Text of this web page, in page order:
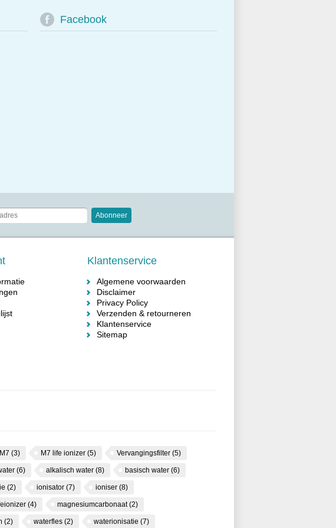
Facebook
Abonneer
Klantenservice
Algemene voorwaarden
Disclaimer
Privacy Policy
Verzenden & retourneren
Klantenservice
Sitemap
M7 (3) M7 life ionizer (5) Vervangingsfilter (5)
(6) alkalisch water (8) basisch water (6)
(2) ionisator (7) ioniser (8)
(4) magnesiumcarbonaat(2)
(2) waterfles (2) waterionisatie (7)